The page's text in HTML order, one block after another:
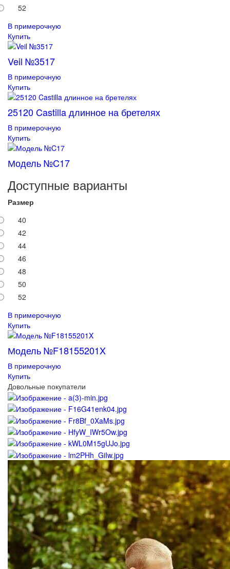
52
В примерочную
Купить
Veil №3517
В примерочную
Купить
25120 Castilla длинное на бретелях
В примерочную
Купить
Модель №C17
Доступные варианты
Размер
40
42
44
46
48
50
52
В примерочную
Купить
Модель №F18155201X
В примерочную
Купить
Довольные покупатели